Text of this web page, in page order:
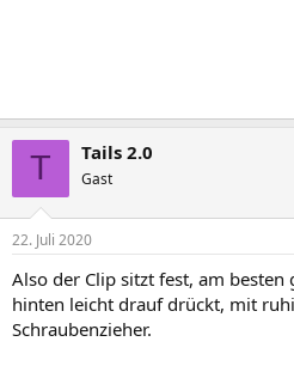
T Tails 2.0
Gast
22. Juli 2020
Also der Clip sitzt fest, am
hinten leicht drauf drückt, mit
Schraubenzieher.